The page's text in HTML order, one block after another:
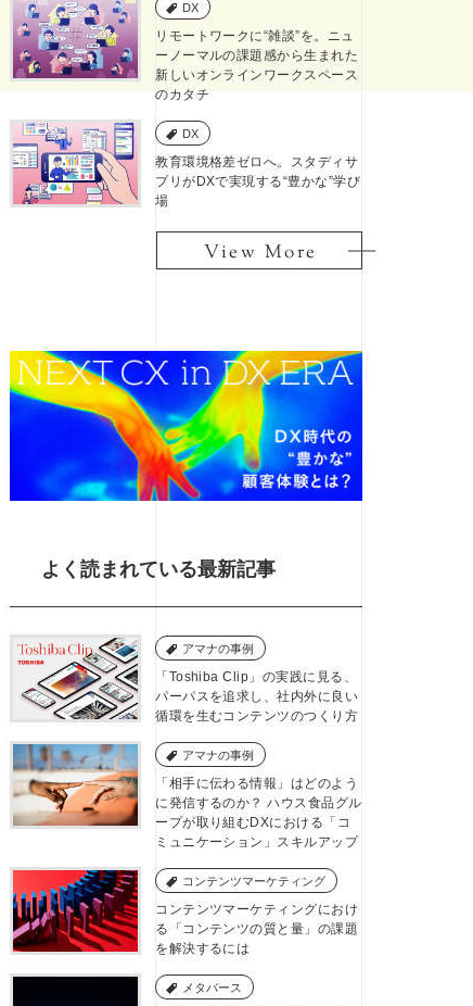
DX
リモートワークに“雑談”を。ニュ
ーノーマルの課題感から生まれた
新しいオンラインワークスペース
のカタチ
DX
教育環境格差ゼロへ。スタディサ
プリがDXで実現する“豊かな”学び
場
View More
View More
よく読まれている最新記事
アマナの事例
「Toshiba Clip」の実践に見る、
パーパスを追求し、社内外に良い
循環を生むコンテンツのつくり方
アマナの事例
「相手に伝わる情報」はどのよう
に発信するのか？ ハウス食品グル
ープが取り組むDXにおける「コ
ミュニケーション」スキルアップ
コンテンツマーケティング
コンテンツマーケティングにおけ
る「コンテンツの質と量」の課題
を解決するには
メタバース